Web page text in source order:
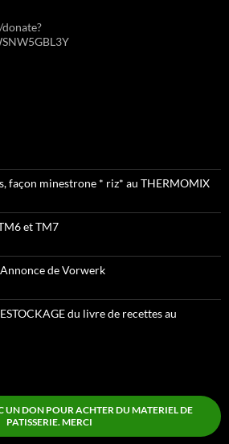
façon minestrone * riz* au THERMOMIX
et TM7
de Vorwerk
du livre de recettes au
UN DON POUR ACHTER DU MATERIEL DE
PATISSERIE. MERCI